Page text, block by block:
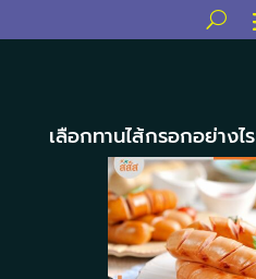
เลือกทานไส้กรอกอย่างไร